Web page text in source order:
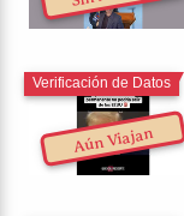
Aún Viajan
Verificación de Datos